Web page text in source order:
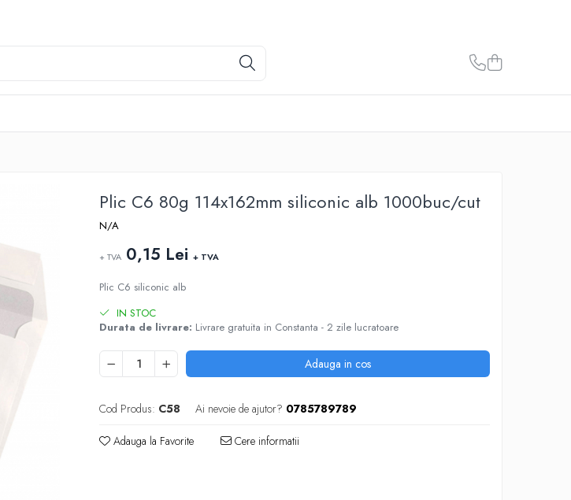
Plic C6 80g 114x162mm siliconic alb 1000buc/cut
N/A
+ TVA 0,15 Lei+ TVA
Plic C6 siliconic alb
IN STOC
Durata de livrare: Livrare gratuita in Constanta - 2 zile lucratoare
Adauga in cos
Cod Produs: C58 Ai nevoie de ajutor? 0785789789
Adauga la Favorite Cere informatii